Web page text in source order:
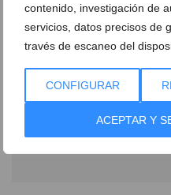
contenido, investigación de
servicios, datos precisos de
través de escaneo del
CONFIGURAR
ACEPTAR Y